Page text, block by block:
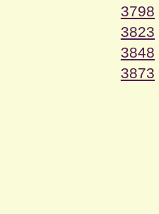
3798
3823
3848
3873